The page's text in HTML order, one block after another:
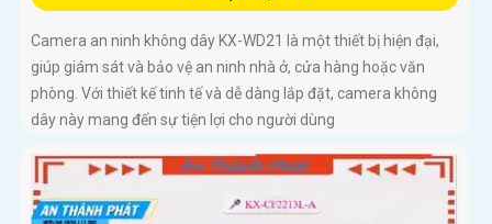
Camera an ninh không dây KX-WD21 là một thiết bị hiện đại,
giúp giám sát và bảo vệ an ninh nhà ở, cửa hàng hoặc văn
phòng. Với thiết kế tinh tế và dễ dàng lắp đặt, camera không
dây này mang đến sự tiện lợi cho người dùng